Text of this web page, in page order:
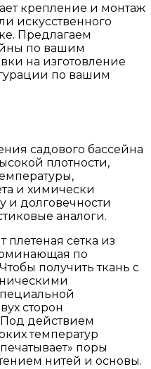
крепление и монтаж
искусственного
Предлагаем
по вашим
на изготовление
по вашим
садового бассейна
плотности,
и химически
и долговечности
аналоги.
сетка из
по
получить ткань с
сторон
действием
температур
поры
нитей и основы.